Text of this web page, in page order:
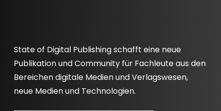
State of Digital Publishing schafft eine neue
Publikation und Community für Fachleute aus den
Bereichen digitale Medien und Verlagswesen,
neue Medien und Technologien.